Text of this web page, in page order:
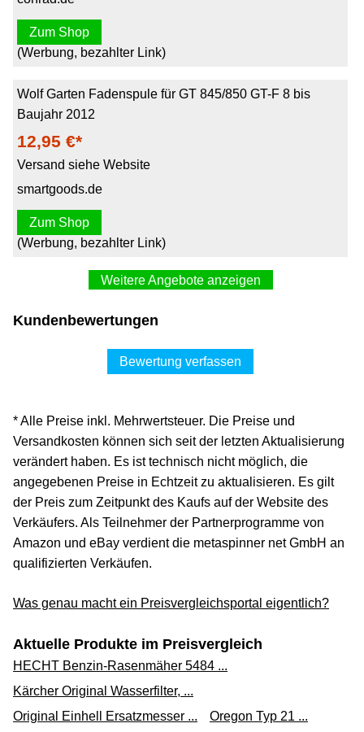
Zum Shop
(Werbung, bezahlter Link)
Wolf Garten Fadenspule für GT 845/850 GT-F 8 bis
Baujahr 2012
12,95 €*
Versand siehe Website
smartgoods.de
Zum Shop
(Werbung, bezahlter Link)
Weitere Angebote anzeigen
Fadenspule) (49ATS2--650)
13,06 €*
Versand siehe Website
Zum Shop
(Werbung, bezahlter Link)
WOLF-Garten GT-F 8 7120503 Fadenspule, Rot
13,12 €*
Versand siehe Website
Mö-Bau GmbH über amazon.de
Zum Shop
MTD Products MTD Fadenspule 2 x 6 m
9,99 €*
Versand ab 4,99 €
Kundenbewertungen
Bewertung verfassen
* Alle Preise inkl. Mehrwertsteuer. Die Preise und
Versandkosten können sich seit der letzten Aktualisierung
verändert haben. Es ist technisch nicht möglich, die
angegebenen Preise in Echtzeit zu aktualisieren. Es gilt
der Preis zum Zeitpunkt des Kaufs auf der Website des
Verkäufers. Als Teilnehmer der Partnerprogramme von
Amazon und eBay verdient die metaspinner net GmbH an
qualifizierten Verkäufen.
Was genau macht ein Preisvergleichsportal eigentlich?
Aktuelle Produkte im Preisvergleich
HECHT Benzin-Rasenmäher 5484 ...
Kärcher Original Wasserfilter, ...
Original Einhell Ersatzmesser ...
Oregon Typ 21 ...